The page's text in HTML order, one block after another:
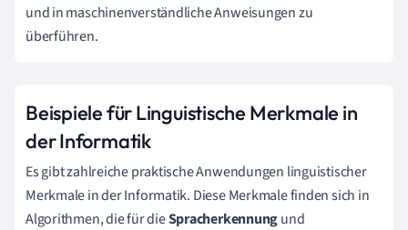
und in maschinenverständliche Anweisungen zu
überführen.
Beispiele für Linguistische Merkmale in
der Informatik
Es gibt zahlreiche praktische Anwendungen linguistischer
Merkmale in der Informatik. Diese Merkmale finden sich in
Algorithmen, die für dieSpracherkennungund